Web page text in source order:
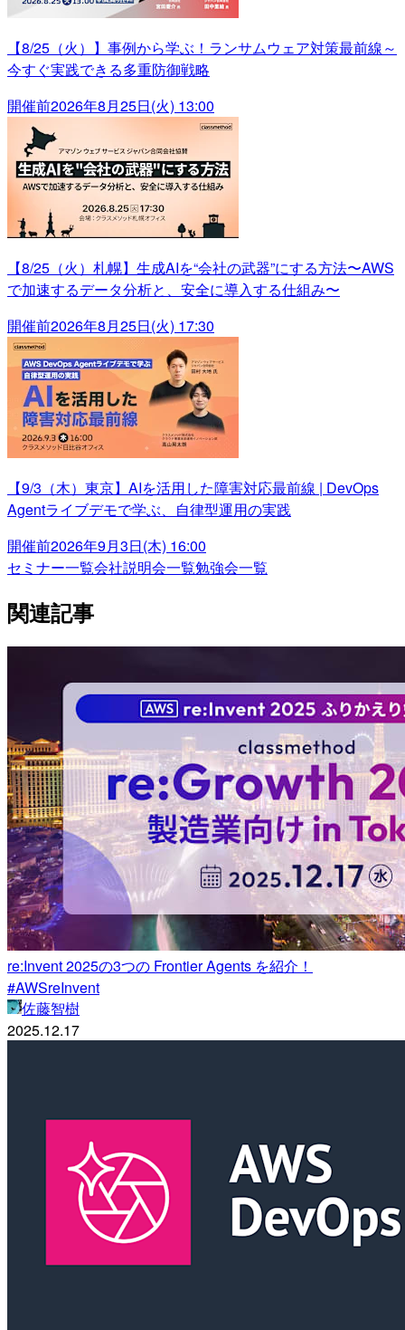
【8/25（火）】事例から学ぶ！ランサムウェア対策最前線～
今すぐ実践できる多重防御戦略
開催前2026年8月25日(火) 13:00
【8/25（火）札幌】生成AIを“会社の武器”にする方法〜AWS
で加速するデータ分析と、安全に導入する仕組み〜
開催前2026年8月25日(火) 17:30
【9/3（木）東京】AIを活用した障害対応最前線 | DevOps
Agentライブデモで学ぶ、自律型運用の実践
開催前2026年9月3日(木) 16:00
セミナー一覧会社説明会一覧勉強会一覧
関連記事
re:Invent 2025の3つの Frontier Agents を紹介！
#AWSreInvent
佐藤智樹
2025.12.17